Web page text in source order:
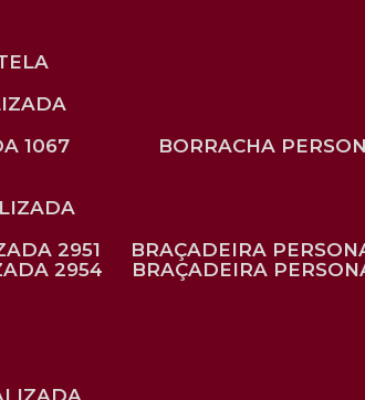
1067
BORRACHA
2951
BRAÇADEIRA
2954
BRAÇADEIRA